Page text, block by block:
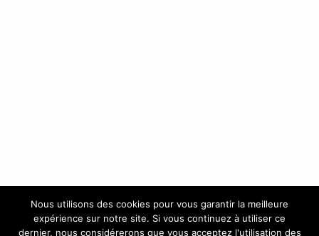
Nous utilisons des cookies pour vous garantir la meilleure
expérience sur notre site. Si vous continuez à utiliser ce
dernier, nous considérerons que vous acceptez l'utilisation des